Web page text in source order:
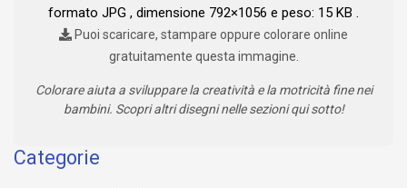
formato JPG , dimensione 792×1056 e peso: 15 KB .
Puoi scaricare, stampare oppure colorare online
gratuitamente questa immagine.
Colorare aiuta a sviluppare la creatività e la motricità fine nei
bambini. Scopri altri disegni nelle sezioni qui sotto!
Categorie